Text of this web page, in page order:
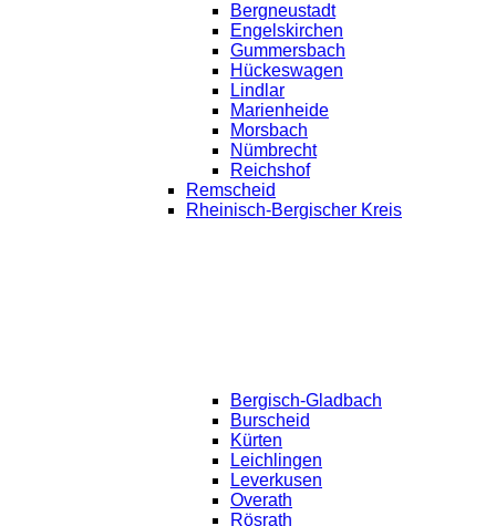
Bergneustadt
Engelskirchen
Gummersbach
Hückeswagen
Lindlar
Marienheide
Morsbach
Nümbrecht
Reichshof
Remscheid
Rheinisch-Bergischer Kreis
Bergisch-Gladbach
Burscheid
Kürten
Leichlingen
Leverkusen
Overath
Rösrath